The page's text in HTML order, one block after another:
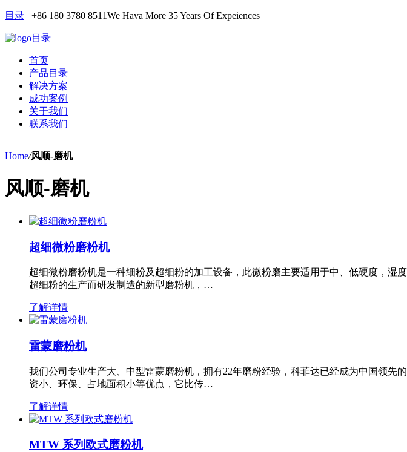
目录 +86 180 3780 8511We Hava More 35 Years Of Expeiences
目录
首页
产品目录
解决方案
成功案例
关于我们
联系我们
Home/风顺-磨机
风顺-磨机
超细微粉磨粉机
超细微粉磨粉机是一种细粉及超细粉的加工设备，此微粉磨主要适用于中、低硬度，湿
超细粉的生产而研发制造的新型磨粉机，…
了解详情
雷蒙磨粉机
我们公司专业生产大、中型雷蒙磨粉机，拥有22年磨粉经验，科菲达已经成为中国领
资小、环保、占地面积小等优点，它比传…
了解详情
MTW 系列欧式磨粉机